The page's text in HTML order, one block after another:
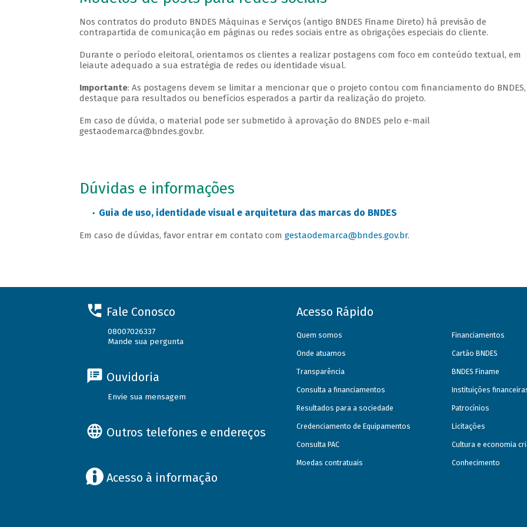
Nos contratos do produto BNDES Máquinas e Serviços (antigo BNDES Finame Direto) há previsão de
contrapartida de comunicação em páginas ou redes sociais entre as obrigações especiais do cliente.
Durante o período eleitoral, orientamos os clientes a realizar postagens com foco em conteúdo textual, em
leiaute adequado a sua estratégia de redes ou identidade visual.
Importante: As postagens devem se limitar a mencionar que o projeto contou com financiamento do BNDES,
destaque para resultados ou benefícios esperados a partir da realização do projeto.
Em caso de dúvida, o material pode ser submetido à aprovação do BNDES pelo e-mail
gestaodemarca@bndes.gov.br.
Dúvidas e informações
Guia de uso, identidade visual e arquitetura das marcas do BNDES
Em caso de dúvidas, favor entrar em contato com gestaodemarca@bndes.gov.br.
Fale Conosco
08007026337
Mande sua pergunta
Ouvidoria
Envie sua mensagem
Outros telefones e endereços
Acesso à informação
Acesso Rápido
Quem somos
Onde atuamos
Transparência
Consulta a financiamentos
Resultados para a sociedade
Credenciamento de Equipamentos
Consulta PAC
Moedas contratuais
Financiamentos
Cartão BNDES
BNDES Finame
Instituições
Patrocínios
Licitações
Cultura e economia
Conhecimento